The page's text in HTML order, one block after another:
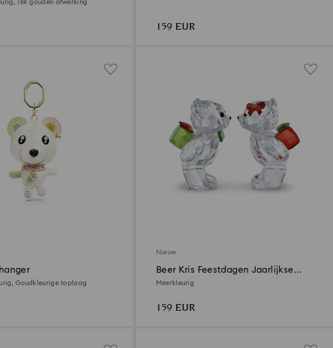
‎18k gouden afwerking
159 EUR
Goudkleurige toplaag
Nieuw
Beer Kris Feestdagen Jaarlijkse
Editie 2026
Meerkleurig
159 EUR